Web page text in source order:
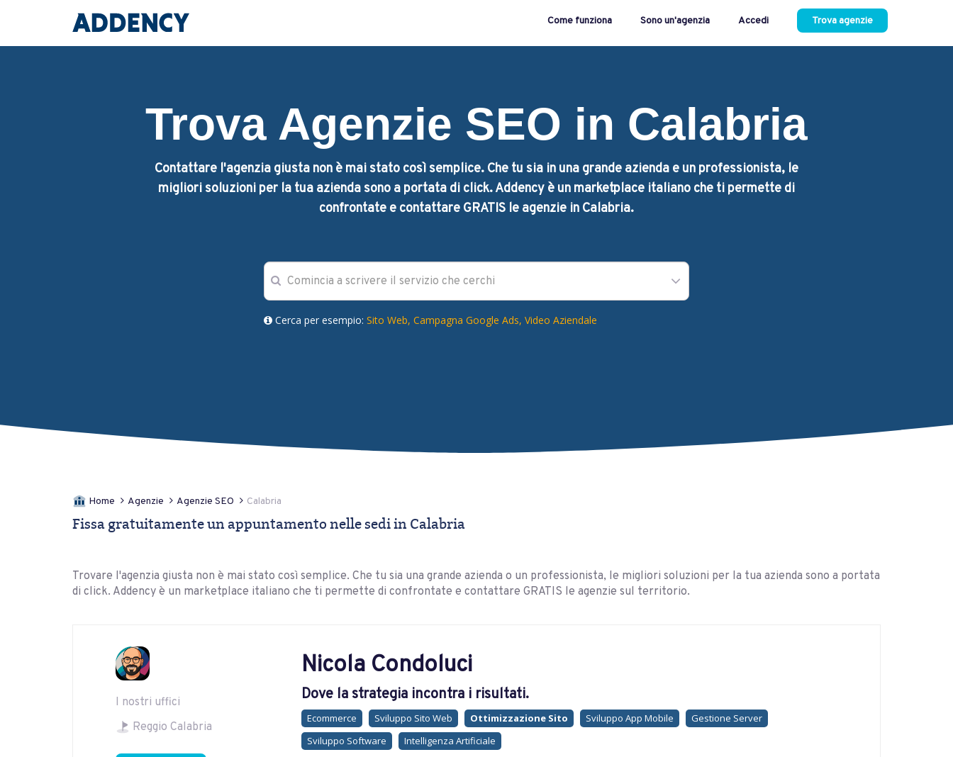
Come funziona Sono un'agenzia Accedi Trova agenzie
Trova Agenzie SEO in Calabria
Contattare l'agenzia giusta non è mai stato così semplice. Che tu sia in una grande azienda e un professionista, le
migliori soluzioni per la tua azienda sono a portata di click. Addency è un marketplace italiano che ti permette di
confrontate e contattare GRATIS le agenzie in Calabria.
Cerca per esempio: Sito Web, Campagna Google Ads, Video Aziendale
Home Agenzie Agenzie SEO Calabria
Fissa gratuitamente un appuntamento nelle sedi in Calabria
Trovare l'agenzia giusta non è mai stato così semplice. Che tu sia una grande azienda o un professionista, le migliori soluzioni per la tua azienda sono a portata
di click. Addency è un marketplace italiano che ti permette di confrontate e contattare GRATIS le agenzie sul territorio.
I nostri uffici
Reggio Calabria
Nicola Condoluci
Dove la strategia incontra i risultati.
Ecommerce Sviluppo Sito Web Ottimizzazione Sito Sviluppo App Mobile
Gestione Server
Sviluppo Software
Intelligenza Artificiale